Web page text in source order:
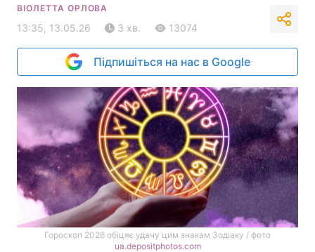
ВІОЛЕТТА ОРЛОВА
13:35, 13.05.26 3 хв. 13074
Підпишіться на нас в Google
Гороскоп 2026 обіцяє удачу цим знакам Зодіаку / фото
ua.depositphotos.com